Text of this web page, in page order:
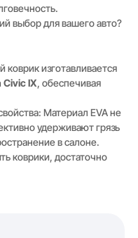
выбор для вашего авто?
изготавливается
Civic IX, обеспечивая
Материал EVA не
удерживают грязь
в салоне.
коврики, достаточно
коврики сохраняют